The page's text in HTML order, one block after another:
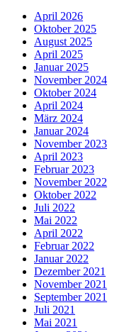
April 2026
Oktober 2025
August 2025
April 2025
Januar 2025
November 2024
Oktober 2024
April 2024
März 2024
Januar 2024
November 2023
April 2023
Februar 2023
November 2022
Oktober 2022
Juli 2022
Mai 2022
April 2022
Februar 2022
Januar 2022
Dezember 2021
November 2021
September 2021
Juli 2021
Mai 2021